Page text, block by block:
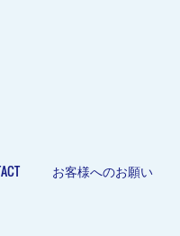
お客様へのお願い